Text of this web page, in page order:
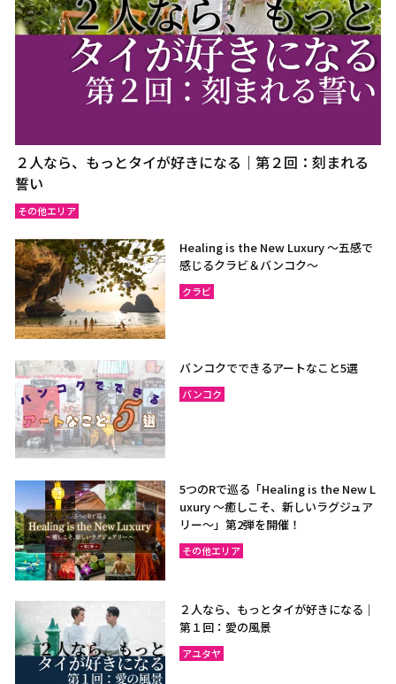
２人なら、もっとタイが好きになる｜第２回：刻まれる
誓い
その他エリア
Healing is the New Luxury ～五感で
感じるクラビ＆バンコク～
クラビ
バンコクでできるアートなこと5選
バンコク
5つのRで巡る「Healing is the New L
uxury ～癒しこそ、新しいラグジュア
リー〜」第2弾を開催！
その他エリア
２人なら、もっとタイが好きになる｜
第１回：愛の風景
アユタヤ